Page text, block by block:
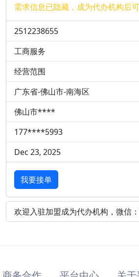
需求信息已隐藏，成为代办机构后
2512238655
工商服务
经营范围
广东省-佛山市-南海区
佛山市****
177****5993
Dec 23, 2025
我要接单
欢迎入驻加盟成为代办机构，微信